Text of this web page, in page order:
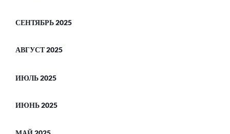
СЕНТЯБРЬ 2025
АВГУСТ 2025
ИЮЛЬ 2025
ИЮНЬ 2025